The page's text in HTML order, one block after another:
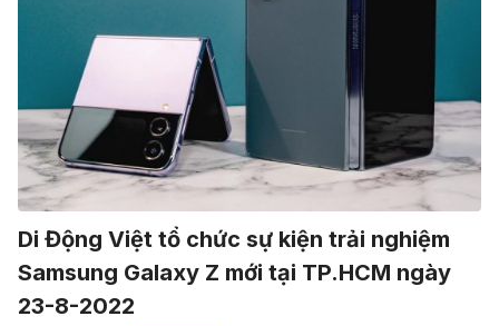
Di Động Việt tổ chức sự kiện trải nghiệm
Samsung Galaxy Z mới tại TP.HCM ngày
23-8-2022